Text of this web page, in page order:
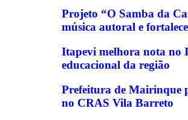
Projeto “O Samba da
música autoral e
Itapevi melhora nota no
educacional da região
Prefeitura de Mairinque
no CRAS Vila Barreto